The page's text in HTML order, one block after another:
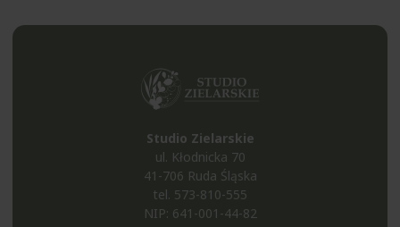
Studio Zielarskie
ul. Kłodnicka 70
41-706 Ruda Śląska
tel. 573-810-555
NIP: 641-001-44-82